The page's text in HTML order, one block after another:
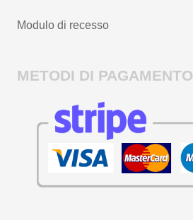
Modulo di recesso
METODI DI PAGAMENTO